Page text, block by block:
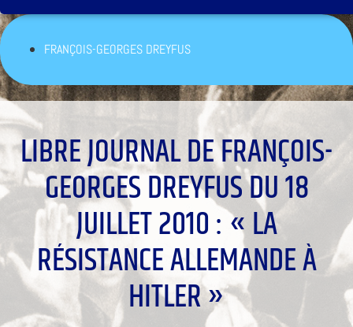
FRANÇOIS-GEORGES DREYFUS
LIBRE JOURNAL DE FRANÇOIS-
GEORGES DREYFUS DU 18
JUILLET 2010 : « LA
RÉSISTANCE ALLEMANDE À
HITLER »